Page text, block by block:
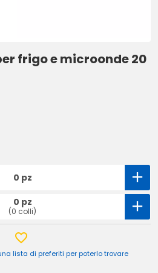
frigo e microonde 20
0 pz
0 pz
(0 colli)
lista di preferiti per poterlo trovare